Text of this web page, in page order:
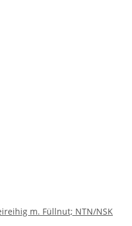
m. Füllnut; NTN/NSK